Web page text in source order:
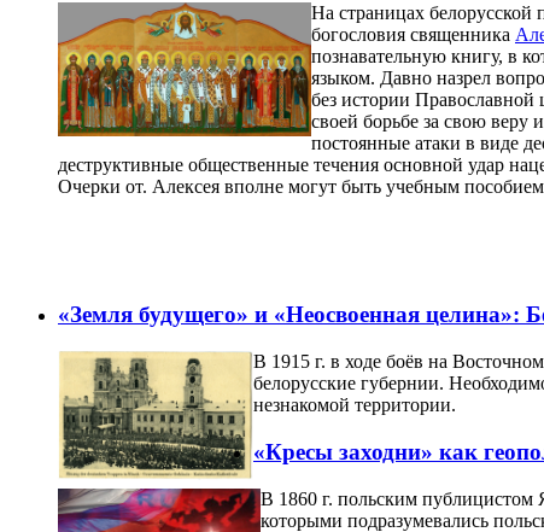
На страницах белорусской
богословия священника
познавательную книгу, в
языком. Давно назрел
без истории Православной
своей борьбе за свою веру
постоянные атаки в виде
деструктивные общественные течения основной удар
Очерки от. Алексея вполне могут быть учебным
«Земля будущего» и «Неосвоенная целина»:
В 1915 г. в ходе боёв на
белорусские губернии.
незнакомой территории.
«Кресы заходни» как
В 1860 г. польским публицистом
которыми подразумевались